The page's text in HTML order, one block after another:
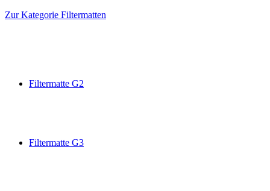
Zur Kategorie Filtermatten
Filtermatte G2
Filtermatte G3